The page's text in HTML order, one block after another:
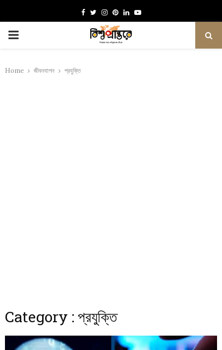
Facebook
TwitterInstagram
Pinterest
LinkedinYoutube
PRIMARY
Home জীবনযাপন প্রযুক্তি
Category : প্রযুক্তি